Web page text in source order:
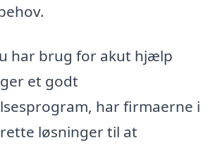
har brug for akut hjælp
et godt
har firmaerne i
løsninger til at